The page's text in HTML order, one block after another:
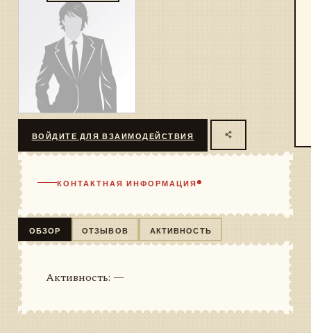
ВОЙДИТЕ ДЛЯ ВЗАИМОДЕЙСТВИЯ
КОНТАКТНАЯ ИНФОРМАЦИЯ
ОБЗОР ОТЗЫВОВ АКТИВНОСТЬ
Активность: —